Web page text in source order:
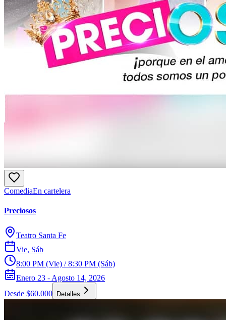
ComediaEn cartelera
Preciosos
Teatro Santa Fe
Vie, Sáb
8:00 PM (Vie) / 8:30 PM (Sáb)
Enero 23 - Agosto 14, 2026
Desde $60.000
Detalles